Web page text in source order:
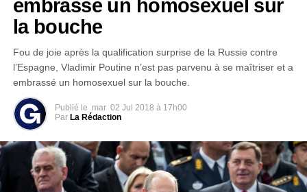
embrasse un homosexuel sur
la bouche
Fou de joie après la qualification surprise de la Russie contre
l’Espagne, Vladimir Poutine n’est pas parvenu à se maîtriser et a
embrassé un homosexuel sur la bouche.
Publié le mar 02 Jul 2018 à 17h00
Par La Rédaction